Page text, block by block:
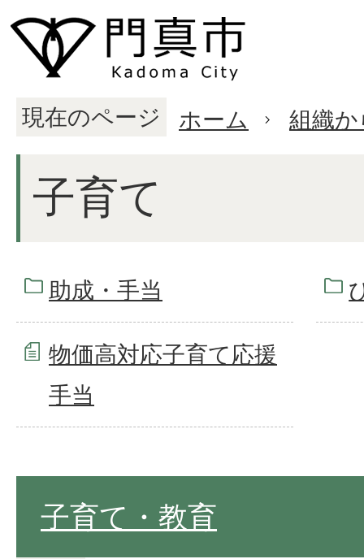
現在のページ ホーム 組織
子育て
助成・手当
物価高対応子育て応援
手当
子育て・教育